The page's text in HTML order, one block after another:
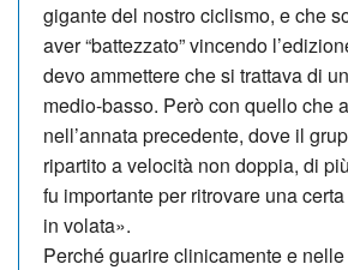
gigante del nostro ciclismo, e che
aver “battez­zato” vincendo
devo ammettere che si trattava di
medio-basso. Però con quello che
nell’annata precedente, dove il
ripartito a velocità non doppia, di
fu importante per ritrovare una
in volata».
Perché guarire clinicamente e